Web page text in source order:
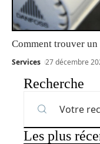
Comment trouver
Services 27 décembre
Recherche
Les plus